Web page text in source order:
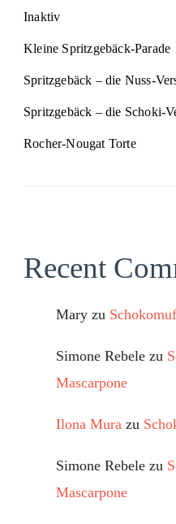
Inaktiv
Kleine Spritzgebäck-Parade
Spritzgebäck – die Nuss-
Spritzgebäck – die Schoki-
Rocher-Nougat Torte
Recent
Mary zu
Simone Rebele zu
Mascarpone
Ilona Mura zu
Simone Rebele zu
Mascarpone